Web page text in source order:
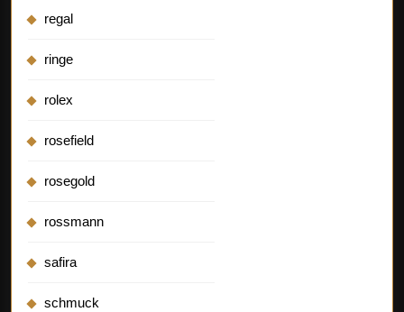
regal
ringe
rolex
rosefield
rosegold
rossmann
safira
schmuck